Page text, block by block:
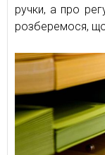
ручки, а про
розберемося, що